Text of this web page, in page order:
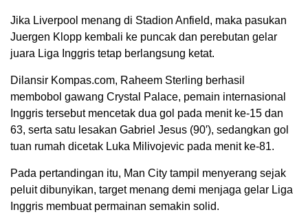
Jika Liverpool menang di Stadion Anfield, maka pasukan
Juergen Klopp kembali ke puncak dan perebutan gelar
juara Liga Inggris tetap berlangsung ketat.
Dilansir Kompas.com, Raheem Sterling berhasil
membobol gawang Crystal Palace, pemain internasional
Inggris tersebut mencetak dua gol pada menit ke-15 dan
63, serta satu lesakan Gabriel Jesus (90′), sedangkan gol
tuan rumah dicetak Luka Milivojevic pada menit ke-81.
Pada pertandingan itu, Man City tampil menyerang sejak
peluit dibunyikan, target menang demi menjaga gelar Liga
Inggris membuat permainan semakin solid.